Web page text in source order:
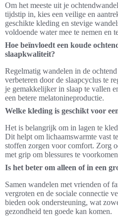
Om het meeste uit je
tijdstip in, kies een veilige en
geschikte kleding en stevige
voldoende water mee te nemen en
Hoe beïnvloedt een koude
slaapkwaliteit?
Regelmatig wandelen in de
verbeteren door de slaapcyclus te
je gemakkelijker in slaap te vallen
een betere melatonineproductie.
Welke kleding is geschikt voor
Het is belangrijk om in lagen te
Dit helpt om lichaamswarmte vast
stoffen zorgen voor comfort. Zorg
met grip om blessures te
Is het beter om alleen of in een
Samen wandelen met vrienden of
vergroten en de sociale connectie
bieden ook ondersteuning, wat
gezondheid ten goede kan komen.